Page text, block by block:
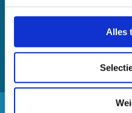
Alles
Een vraag